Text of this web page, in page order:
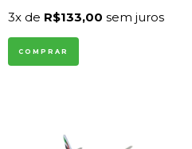
3x de R$133,00 sem juros